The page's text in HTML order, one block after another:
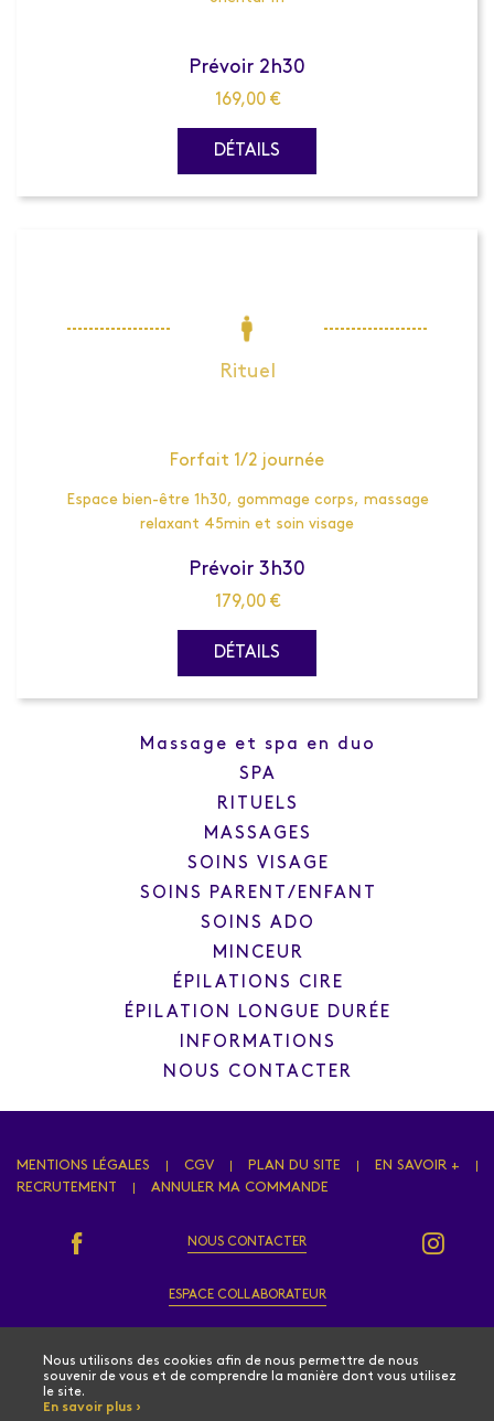
Nous utilisons des cookies afin de nous permettre de nous
souvenir de vous et de comprendre la manière dont vous utilisez
le site.
En savoir plus ›
Prévoir 2h30
169,00 €
DÉTAILS
Rituel
Forfait 1/2 journée
Espace bien-être 1h30, gommage corps, massage
relaxant 45min et soin visage
Prévoir 3h30
179,00 €
DÉTAILS
Massage et spa en duo
SPA
RITUELS
MASSAGES
SOINS VISAGE
SOINS PARENT/ENFANT
SOINS ADO
MINCEUR
ÉPILATIONS CIRE
ÉPILATION LONGUE DURÉE
INFORMATIONS
NOUS CONTACTER
MENTIONS LÉGALES CGV PLAN DU SITE
EN SAVOIR +
RECRUTEMENT
ANNULER MA COMMANDE
NOUS CONTACTER
ESPACE COLLABORATEUR
webdesign > creation web > developpement > SEO
vous en ligne, gestion stock, gestion spa urbain, spa hôtelier, crm, erp